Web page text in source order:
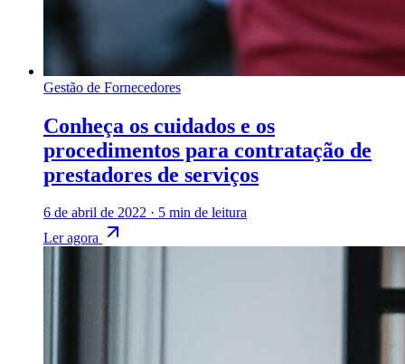
Gestão de Fornecedores
Conheça os cuidados e os
procedimentos para contratação de
prestadores de serviços
6 de abril de 2022 · 5 min de leitura
Ler agora